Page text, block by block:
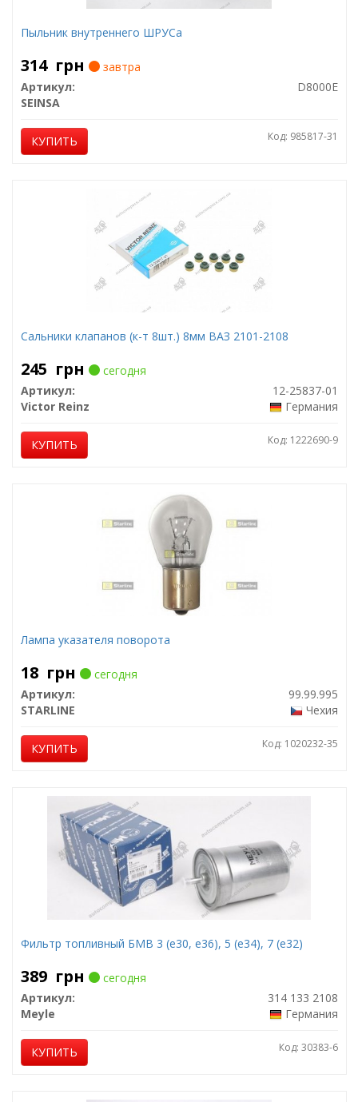
Пыльник внутреннего ШРУСа
314 грн
завтра
Артикул:
D8000E
SEINSA
КУПИТЬ Код: 985817-31
Сальники клапанов (к-т 8шт.) 8мм ВАЗ 2101-2108
245 грн
сегодня
Артикул:
12-25837-01
Victor Reinz
Германия
КУПИТЬ Код: 1222690-9
Лампа указателя поворота
18 грн
сегодня
Артикул:
99.99.995
STARLINE
Чехия
КУПИТЬ Код: 1020232-35
Фильтр топливный БМВ 3 (е30, е36), 5 (е34), 7 (е32)
389 грн
сегодня
Артикул:
314 133 2108
Meyle
Германия
КУПИТЬ Код: 30383-6